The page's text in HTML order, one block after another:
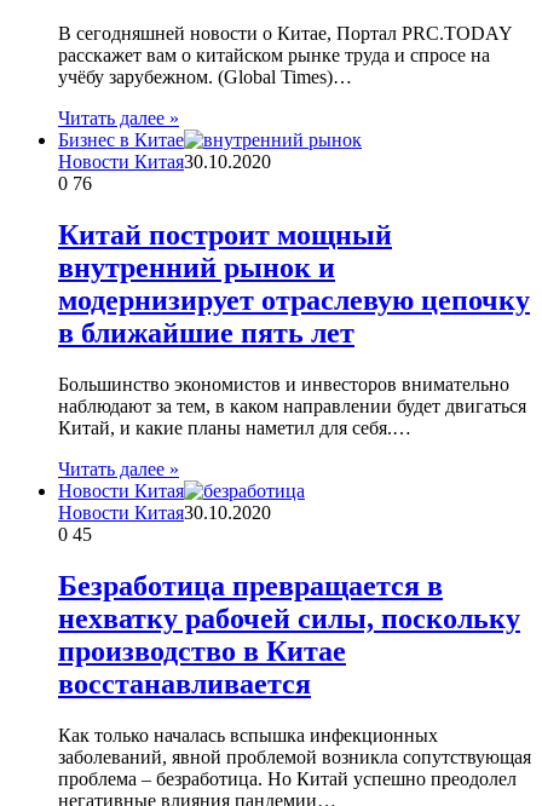
В сегодняшней новости о Китае, Портал PRC.TODAY
расскажет вам о китайском рынке труда и спросе на
учёбу зарубежном. (Global Times)…
Читать далее »
Бизнес в Китае
Новости Китая30.10.2020
0 76
Китай построит мощный
внутренний рынок и
модернизирует отраслевую цепочку
в ближайшие пять лет
Большинство экономистов и инвесторов внимательно
наблюдают за тем, в каком направлении будет двигаться
Китай, и какие планы наметил для себя.…
Читать далее »
Новости Китая
Новости Китая30.10.2020
0 45
Безработица превращается в
нехватку рабочей силы, поскольку
производство в Китае
восстанавливается
Как только началась вспышка инфекционных
заболеваний, явной проблемой возникла сопутствующая
проблема – безработица. Но Китай успешно преодолел
негативные влияния пандемии…